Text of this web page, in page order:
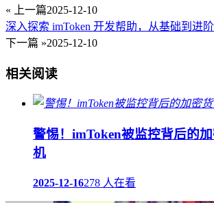
« 上一篇2025-12-10
深入探索 imToken 开发帮助，从基础到进阶
下一篇 »2025-12-10
相关阅读
警惕！imToken被监控背后的
机
2025-12-16278 人在看